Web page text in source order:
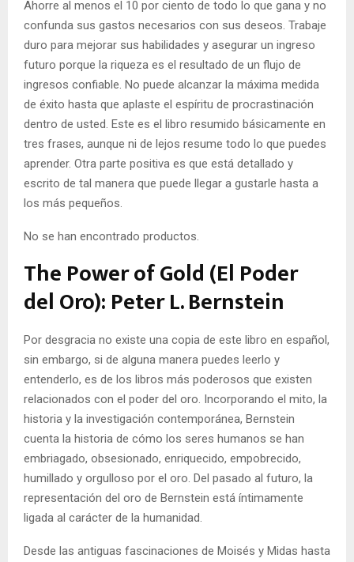
Ahorre al menos el 10 por ciento de todo lo que gana y no
confunda sus gastos necesarios con sus deseos. Trabaje
duro para mejorar sus habilidades y asegurar un ingreso
futuro porque la riqueza es el resultado de un flujo de
ingresos confiable. No puede alcanzar la máxima medida
de éxito hasta que aplaste el espíritu de procrastinación
dentro de usted. Este es el libro resumido básicamente en
tres frases, aunque ni de lejos resume todo lo que puedes
aprender. Otra parte positiva es que está detallado y
escrito de tal manera que puede llegar a gustarle hasta a
los más pequeños.
No se han encontrado productos.
The Power of Gold (El Poder
del Oro): Peter L. Bernstein
Por desgracia no existe una copia de este libro en español,
sin embargo, si de alguna manera puedes leerlo y
entenderlo, es de los libros más poderosos que existen
relacionados con el poder del oro. Incorporando el mito, la
historia y la investigación contemporánea, Bernstein
cuenta la historia de cómo los seres humanos se han
embriagado, obsesionado, enriquecido, empobrecido,
humillado y orgulloso por el oro. Del pasado al futuro, la
representación del oro de Bernstein está íntimamente
ligada al carácter de la humanidad.
Desde las antiguas fascinaciones de Moisés y Midas hasta